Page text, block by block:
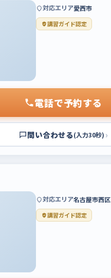
対応エリア愛西市
講習ガイド認定
電話で予約する
問い合わせる(入力30秒) ›
対応エリア名古屋市西区
講習ガイド認定